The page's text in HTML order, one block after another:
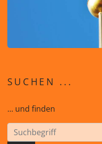
SUCHEN ...
... und finden